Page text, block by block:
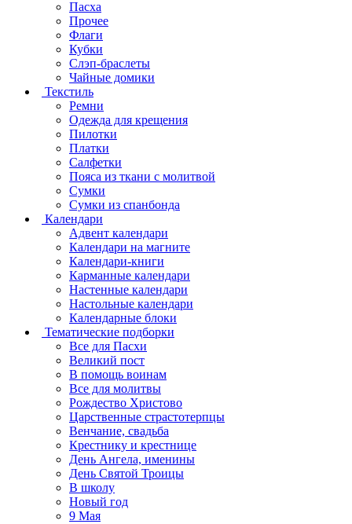
Пасха
Прочее
Флаги
Кубки
Слэп-браслеты
Чайные домики
Текстиль
Ремни
Одежда для крещения
Пилотки
Платки
Салфетки
Пояса из ткани с молитвой
Сумки
Сумки из спанбонда
Календари
Адвент календари
Календари на магните
Календари-книги
Карманные календари
Настенные календари
Настольные календари
Календарные блоки
Тематические подборки
Все для Пасхи
Великий пост
В помощь воинам
Все для молитвы
Рождество Христово
Царственные страстотерпцы
Венчание, свадьба
Крестнику и крестнице
День Ангела, именины
День Святой Троицы
В школу
Новый год
9 Мая